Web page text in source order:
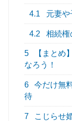
4.1 元妻や
4.2 相続権
5
【まとめ
なろう！
6
今だけ無
待
7
こじらせ